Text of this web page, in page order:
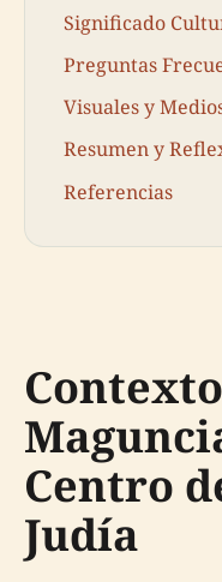
Significado
Preguntas
Visuales y
Resumen y
Referencias
Centro
Judía